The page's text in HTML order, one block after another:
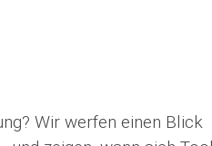
Wir werfen einen Blick